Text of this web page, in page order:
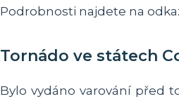
Podrobnosti najdete na
Tornádo ve státech
Bylo vydáno varování před